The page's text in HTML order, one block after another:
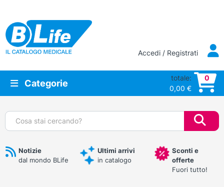
Vai al contenuto principale
Accedi / Registrati
Categorie
totale:
0,00 €
0
Cerca:
Notizie
dal mondo BLife
Ultimi arrivi
in catalogo
Sconti e
offerte
Fuori tutto!